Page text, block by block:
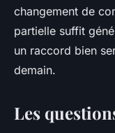
changement de
partielle suffit
un raccord bien
demain.
Les